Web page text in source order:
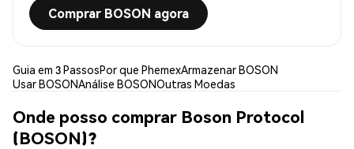
Comprar BOSON agora
Guia em 3 PassosPor que PhemexArmazenar BOSON
Usar BOSONAnálise BOSONOutras Moedas
Onde posso comprar Boson Protocol
(BOSON)?